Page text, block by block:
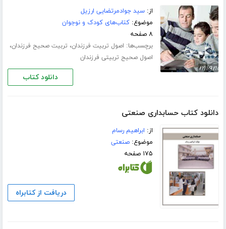
از:سید جوادمرتضایی ارزیل
موضوع:کتاب‌های کودک و نوجوان
۸ صفحه
برچسب‌ها: اصول تربیت فرزندان، تربیت صحیح فرزندان،
اصول صحیح تربیتی فرزندان
دانلود کتاب
دانلود کتاب حسابداری صنعتی
از: ابراهیم رسام
موضوع:صنعتی
۱۷۵ صفحه
دریافت از کتابراه